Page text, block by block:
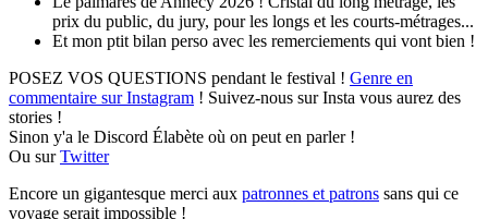
prix du public, du jury, pour les longs et les courts-métrages...
Et mon ptit bilan perso avec les remerciements qui vont bien !
POSEZ VOS QUESTIONS pendant le festival ! Genre en
commentaire sur Instagram ! Suivez-nous sur Insta vous aurez des
stories !
Sinon y'a le Discord Élabète où on peut en parler !
Ou surTwitter
Encore un gigantesque merci aux patronnes et patrons sans qui ce
voyage serait impossible !